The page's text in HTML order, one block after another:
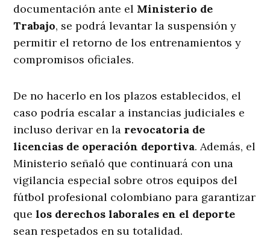
documentación ante el Ministerio de
Trabajo, se podrá levantar la suspensión y
permitir el retorno de los entrenamientos y
compromisos oficiales.
De no hacerlo en los plazos establecidos, el
caso podría escalar a instancias judiciales e
incluso derivar en la revocatoria de
licencias de operación deportiva. Además, el
Ministerio señaló que continuará con una
vigilancia especial sobre otros equipos del
fútbol profesional colombiano para garantizar
quelos derechos laborales en el deporte
sean respetados en su totalidad.